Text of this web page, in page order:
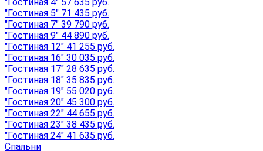
"Гостиная 5" 71 435 руб.
"Гостиная 7" 39 790 руб.
"Гостиная 9" 44 890 руб.
"Гостиная 12" 41 255 руб.
"Гостиная 16" 30 035 руб.
"Гостиная 17" 28 635 руб.
"Гостиная 18" 35 835 руб.
"Гостиная 19" 55 020 руб.
"Гостиная 20" 45 300 руб.
"Гостиная 22" 44 655 руб.
"Гостиная 23" 38 435 руб.
"Гостиная 24" 41 635 руб.
Спальни